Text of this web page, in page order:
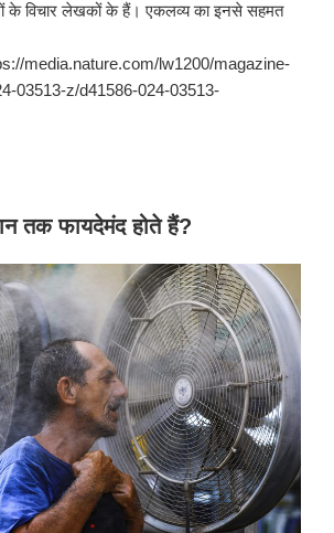
के विचार लेखकों के हैं। एकलव्य का इनसे सहमत
media.nature.com/lw1200/magazine-
03513-z/d41586-024-03513-
तक फायदेमंद होते हैं?